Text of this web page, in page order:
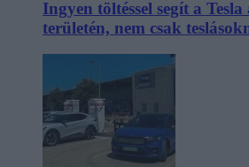
Ingyen töltéssel segít a
területén, nem csak